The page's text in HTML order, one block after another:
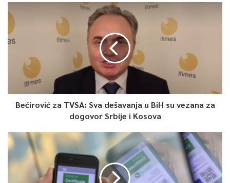
0
Article Rating
Bećirović za TVSA: Sva dešavanja u BiH su vezana za
dogovor Srbije i Kosova